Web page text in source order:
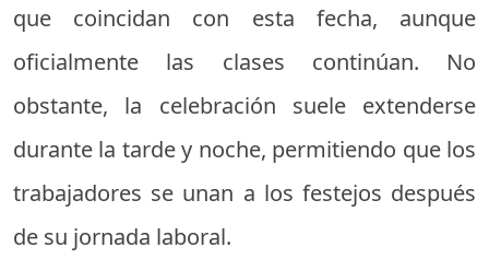
que coincidan con esta fecha, aunque
oficialmente las clases continúan. No
obstante, la celebración suele extenderse
durante la tarde y noche, permitiendo que los
trabajadores se unan a los festejos después
de su jornada laboral.